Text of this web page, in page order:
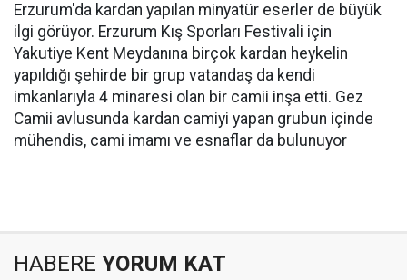
Erzurum'da kardan yapılan minyatür eserler de büyük
ilgi görüyor. Erzurum Kış Sporları Festivali için
Yakutiye Kent Meydanına birçok kardan heykelin
yapıldığı şehirde bir grup vatandaş da kendi
imkanlarıyla 4 minaresi olan bir camii inşa etti. Gez
Camii avlusunda kardan camiyi yapan grubun içinde
mühendis, cami imamı ve esnaflar da bulunuyor
HABERE YORUM KAT